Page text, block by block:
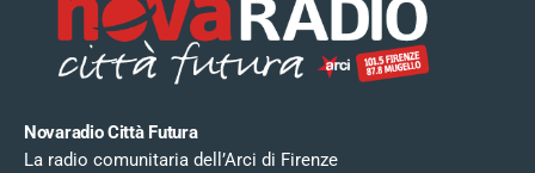
Novaradio Città Futura
La radio comunitaria dell’Arci di Firenze